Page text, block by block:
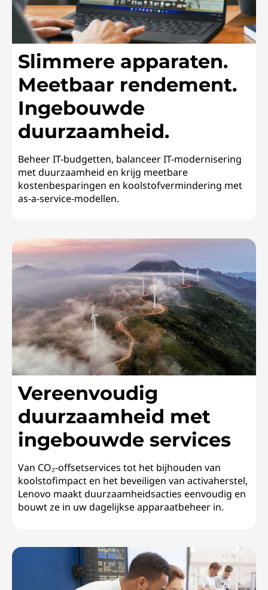
m
h
Slimmere apparaten.
Meetbaar rendement.
Ingebouwde
duurzaamheid.
Beheer IT-budgetten, balanceer IT-modernisering
met duurzaamheid en krijg meetbare
kostenbesparingen en koolstofvermindering met
as-a-service-modellen.
Vereenvoudig
duurzaamheid met
ingebouwde services
Van CO₂-offsetservices tot het bijhouden van
koolstofimpact en het beveiligen van activaherstel,
Lenovo maakt duurzaamheidsacties eenvoudig en
bouwt ze in uw dagelijkse apparaatbeheer in.